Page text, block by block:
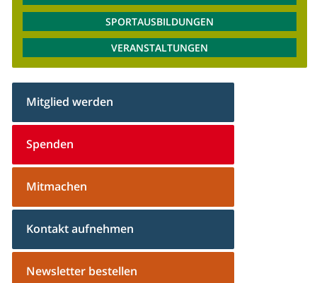
SPORTAUSBILDUNGEN
VERANSTALTUNGEN
Mitglied werden
Spenden
Mitmachen
Kontakt aufnehmen
Newsletter bestellen